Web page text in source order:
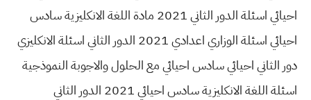
احيائي اسئلة الدور الثاني 2021 مادة اللغة الانكليزية سادس
احيائي اسئلة الوزاري اعدادي 2021 الدور الثاني اسئلة الانكليزي
دور الثاني احيائي سادس احيائي مع الحلول والاجوبة النموذجية
اسئلة اللغة الانكليزية سادس احيائي 2021 الدور الثاني